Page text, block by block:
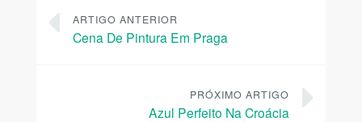
ARTIGO ANTERIOR
Cena De Pintura Em Praga
PRÓXIMO ARTIGO
Azul Perfeito Na Croácia